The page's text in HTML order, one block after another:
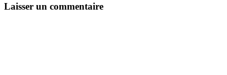
Laisser un commentaire